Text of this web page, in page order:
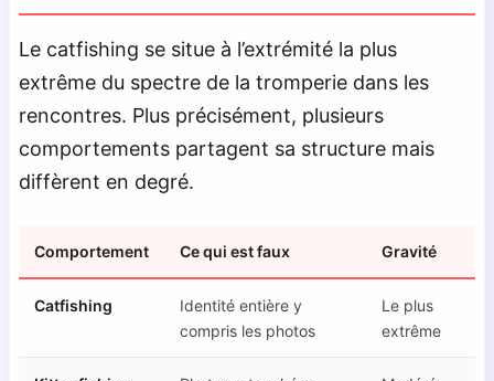
Le catfishing se situe à l’extrémité la plus
extrême du spectre de la tromperie dans les
rencontres. Plus précisément, plusieurs
comportements partagent sa structure mais
diffèrent en degré.
Comportement Ce qui est faux Gravité
Catfishing
Identité entière y
compris les photos
Le plus
extrême